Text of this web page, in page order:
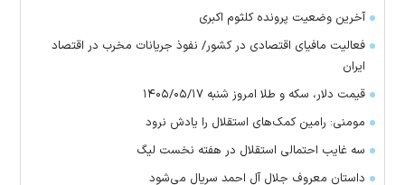
آخرین وضعیت پرونده کلثوم اکبری
فعالیت مافیای اقتصادی در کشور/ نفوذ جریانات مخرب در اقتصاد
ایران
قیمت دلار، سکه و طلا امروز شنبه ۱۴۰۵/۰۵/۱۷
مومنی: رامین کمک‌های استقلال را یادش نرود
سه غایب احتمالی استقلال در هفته نخست لیگ
داستان معروف جلال آل احمد سریال می‌شود